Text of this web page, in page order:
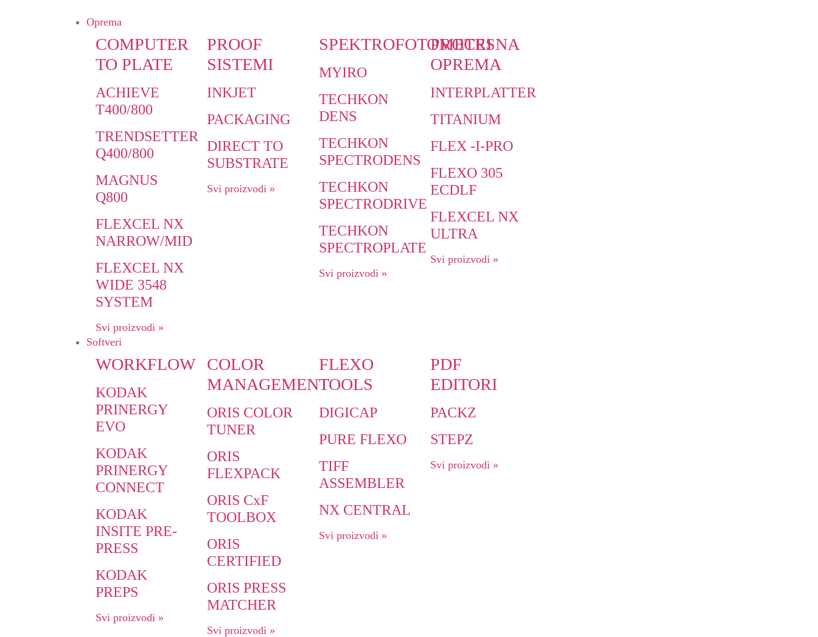
Oprema
COMPUTER
TO PLATE
ACHIEVE
T400/800
TRENDSETTER
Q400/800
MAGNUS
Q800
FLEXCEL NX
NARROW/MID
FLEXCEL NX
WIDE 3548
SYSTEM
Svi proizvodi »
PROOF
SISTEMI
INKJET
PACKAGING
DIRECT TO
SUBSTRATE
Svi proizvodi »
SPEKTROFOTOMETRI
MYIRO
TECHKON
DENS
TECHKON
SPECTRODENS
TECHKON
SPECTRODRIVE
TECHKON
SPECTROPLATE
Svi proizvodi »
PROCESNA
OPREMA
INTERPLATTER
TITANIUM
FLEX -I-PRO
FLEXO 305
ECDLF
FLEXCEL NX
ULTRA
Svi proizvodi »
Softveri
WORKFLOW
KODAK
PRINERGY
EVO
KODAK
PRINERGY
CONNECT
KODAK
INSITE PRE-
PRESS
KODAK
PREPS
Svi proizvodi »
COLOR
MANAGEMENT
ORIS COLOR
TUNER
ORIS
FLEXPACK
ORIS CxF
TOOLBOX
ORIS
CERTIFIED
ORIS PRESS
MATCHER
Svi proizvodi »
FLEXO
TOOLS
DIGICAP
PURE FLEXO
TIFF
ASSEMBLER
NX CENTRAL
Svi proizvodi »
PDF
EDITORI
PACKZ
STEPZ
Svi proizvodi »